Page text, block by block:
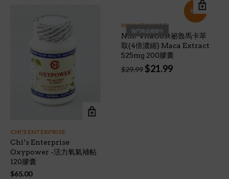
CHI'S ENTERPRISE
Chi’s Enterprise
Oxypower -活力氧氣補帖
120膠囊
$65.00
特價!
熱門商品補貨中
NSI/VITACOST
NSI/ VitaCost祕魯馬卡萃
取(4倍濃縮) Maca Extract
525mg 200膠囊
$29.99 Original
$21.99Current